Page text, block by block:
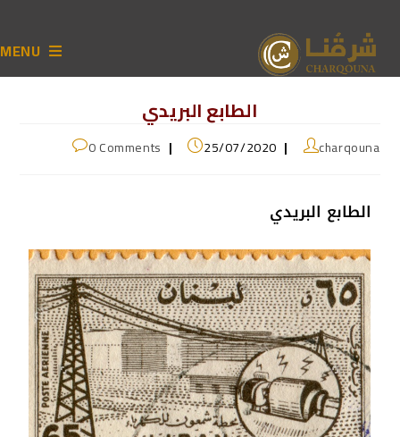
MENU
الطابع البريدي
charqouna
25/07/2020
0 Comments
الطابع البريدي